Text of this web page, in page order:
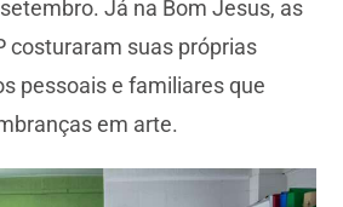
Já na Bom Jesus, as
costuraram suas próprias
pessoais e familiares que
em arte.